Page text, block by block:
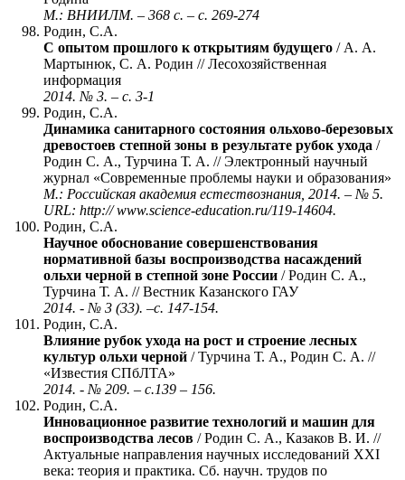
М.: ВНИИЛМ. – 368 с. – с. 269-274
Родин, С.А.
С опытом прошлого к открытиям будущего / А. А.
Мартынюк, С. А. Родин // Лесохозяйственная
информация
2014. № 3. – с. 3-1
Родин, С.А.
Динамика санитарного состояния ольхово-березовых
древостоев степной зоны в результате рубок ухода /
Родин С. А., Турчина Т. А. // Электронный научный
журнал «Современные проблемы науки и образования»
М.: Российская академия естествознания, 2014. – № 5.
URL: http:// www.science-education.ru/119-14604.
Родин, С.А.
Научное обоснование совершенствования
нормативной базы воспроизводства насаждений
ольхи черной в степной зоне России / Родин С. А.,
Турчина Т. А. // Вестник Казанского ГАУ
2014. - № 3 (33). –с. 147-154.
Родин, С.А.
Влияние рубок ухода на рост и строение лесных
культур ольхи черной / Турчина Т. А., Родин С. А. //
«Известия СПбЛТА»
2014. - № 209. – с.139 – 156.
Родин, С.А.
Инновационное развитие технологий и машин для
воспроизводства лесов / Родин С. А., Казаков В. И. //
Актуальные направления научных исследований XXI
века: теория и практика. Сб. научн. трудов по